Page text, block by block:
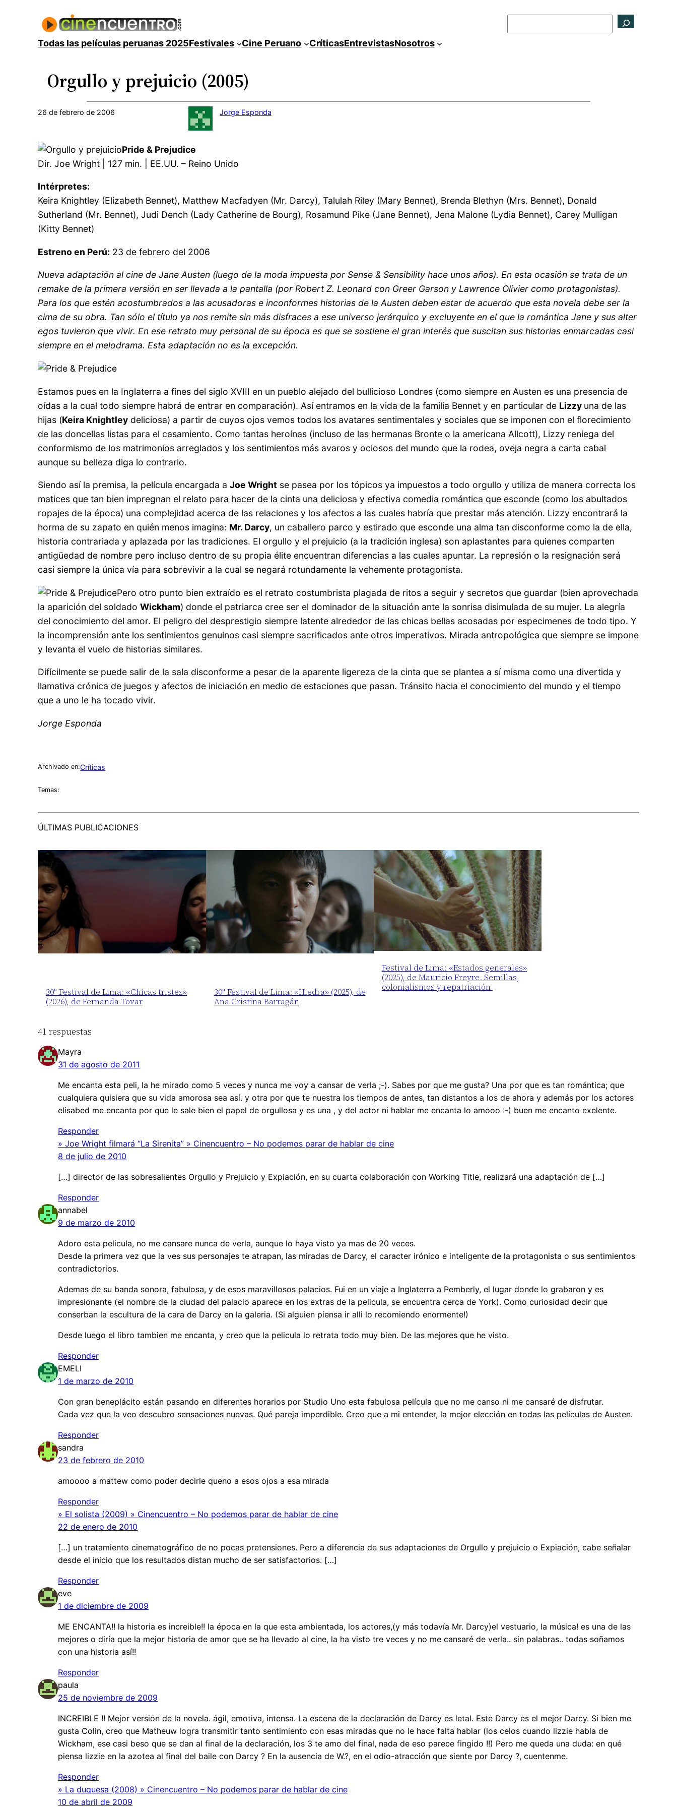
contenidoTodas las películas peruanas 2025Festivales Cine Peruano CríticasEntrevistasNosotros
Orgullo y prejuicio (2005)
26 de febrero de 2006 Jorge Esponda
Pride & Prejudice
Dir. Joe Wright | 127 min. | EE.UU. – Reino Unido
Intérpretes:
Keira Knightley (Elizabeth Bennet), Matthew Macfadyen (Mr. Darcy), Talulah Riley (Mary Bennet), Brenda Blethyn (Mrs. Bennet), Donald
Sutherland (Mr. Bennet), Judi Dench (Lady Catherine de Bourg), Rosamund Pike (Jane Bennet), Jena Malone (Lydia Bennet), Carey Mulligan
(Kitty Bennet)
Estreno en Perú: 23 de febrero del 2006
Nueva adaptación al cine de Jane Austen (luego de la moda impuesta por Sense & Sensibility hace unos años). En esta ocasión se trata de un
remake de la primera versión en ser llevada a la pantalla (por Robert Z. Leonard con Greer Garson y Lawrence Olivier como protagonistas).
Para los que estén acostumbrados a las acusadoras e inconformes historias de la Austen deben estar de acuerdo que esta novela debe ser la
cima de su obra. Tan sólo el título ya nos remite sin más disfraces a ese universo jerárquico y excluyente en el que la romántica Jane y sus alter
egos tuvieron que vivir. En ese retrato muy personal de su época es que se sostiene el gran interés que suscitan sus historias enmarcadas casi
siempre en el melodrama. Esta adaptación no es la excepción.
Estamos pues en la Inglaterra a fines del siglo XVIII en un pueblo alejado del bullicioso Londres (como siempre en Austen es una presencia de
oídas a la cual todo siempre habrá de entrar en comparación). Así entramos en la vida de la familia Bennet y en particular de Lizzy una de las
hijas (Keira Knightley deliciosa) a partir de cuyos ojos vemos todos los avatares sentimentales y sociales que se imponen con el florecimiento
de las doncellas listas para el casamiento. Como tantas heroínas (incluso de las hermanas Bronte o la americana Allcott), Lizzy reniega del
conformismo de los matrimonios arreglados y los sentimientos más avaros y ociosos del mundo que la rodea, oveja negra a carta cabal
aunque su belleza diga lo contrario.
Siendo así la premisa, la película encargada aJoe Wright se pasea por los tópicos ya impuestos a todo orgullo y utiliza de manera correcta los
matices que tan bien impregnan el relato para hacer de la cinta una deliciosa y efectiva comedia romántica que esconde (como los abultados
ropajes de la época) una complejidad acerca de las relaciones y los afectos a las cuales habría que prestar más atención. Lizzy encontrará la
horma de su zapato en quién menos imagina: Mr. Darcy, un caballero parco y estirado que esconde una alma tan disconforme como la de ella,
historia contrariada y aplazada por las tradiciones. El orgullo y el prejuicio (a la tradición inglesa) son aplastantes para quienes comparten
antigüedad de nombre pero incluso dentro de su propia élite encuentran diferencias a las cuales apuntar. La represión o la resignación será
casi siempre la única vía para sobrevivir a la cual se negará rotundamente la vehemente protagonista.
Pero otro punto bien extraído es el retrato costumbrista plagada de ritos a seguir y secretos que guardar (bien aprovechada
la aparición del soldadoWickham) donde el patriarca cree ser el dominador de la situación ante la sonrisa disimulada de su mujer. La alegría
del conocimiento del amor. El peligro del desprestigio siempre latente alrededor de las chicas bellas acosadas por especimenes de todo tipo. Y
la incomprensión ante los sentimientos genuinos casi siempre sacrificados ante otros imperativos. Mirada antropológica que siempre se impone
y levanta el vuelo de historias similares.
Difícilmente se puede salir de la sala disconforme a pesar de la aparente ligereza de la cinta que se plantea a sí misma como una divertida y
llamativa crónica de juegos y afectos de iniciación en medio de estaciones que pasan. Tránsito hacia el conocimiento del mundo y el tiempo
que a uno le ha tocado vivir.
Jorge Esponda
Archivado en:Críticas
Temas:
ÚLTIMAS PUBLICACIONES
30° Festival de Lima: «Chicas tristes»
(2026), de Fernanda Tovar
30° Festival de Lima: «Hiedra» (2025), de
Ana Cristina Barragán
Festival de Lima: «Estados generales»
(2025), de Mauricio Freyre. Semillas,
colonialismos y repatriación
41 respuestas
Mayra
31 de agosto de 2011
Me encanta esta peli, la he mirado como 5 veces y nunca me voy a cansar de verla ;-). Sabes por que me gusta? Una por que es tan romántica; que
cualquiera quisiera que su vida amorosa sea así. y otra por que te nuestra los tiempos de antes, tan distantos a los de ahora y además por los actores
elisabed me encanta por que le sale bien el papel de orgullosa y es una , y del actor ni hablar me encanta lo amooo :-) buen me encanto exelente.
Responder
» Joe Wright filmará “La Sirenita” » Cinencuentro – No podemos parar de hablar de cine
8 de julio de 2010
[…] director de las sobresalientes Orgullo y Prejuicio y Expiación, en su cuarta colaboración con Working Title, realizará una adaptación de […]
Responder
annabel
9 de marzo de 2010
Adoro esta pelicula, no me cansare nunca de verla, aunque lo haya visto ya mas de 20 veces.
Desde la primera vez que la ves sus personajes te atrapan, las miradas de Darcy, el caracter irónico e inteligente de la protagonista o sus sentimientos
contradictorios.
Ademas de su banda sonora, fabulosa, y de esos maravillosos palacios. Fui en un viaje a Inglaterra a Pemberly, el lugar donde lo grabaron y es
impresionante (el nombre de la ciudad del palacio aparece en los extras de la pelicula, se encuentra cerca de York). Como curiosidad decir que
conserban la escultura de la cara de Darcy en la galeria. (Si alguien piensa ir alli lo recomiendo enormente!)
Desde luego el libro tambien me encanta, y creo que la pelicula lo retrata todo muy bien. De las mejores que he visto.
Responder
EMELI
1 de marzo de 2010
Con gran beneplácito están pasando en diferentes horarios por Studio Uno esta fabulosa película que no me canso ni me cansaré de disfrutar.
Cada vez que la veo descubro sensaciones nuevas. Qué pareja imperdible. Creo que a mi entender, la mejor elección en todas las películas de Austen.
Responder
sandra
23 de febrero de 2010
amoooo a mattew como poder decirle queno a esos ojos a esa mirada
Responder
» El solista (2009) » Cinencuentro – No podemos parar de hablar de cine
22 de enero de 2010
[…] un tratamiento cinematográfico de no pocas pretensiones. Pero a diferencia de sus adaptaciones de Orgullo y prejuicio o Expiación, cabe señalar
desde el inicio que los resultados distan mucho de ser satisfactorios. […]
Responder
eve
1 de diciembre de 2009
ME ENCANTA!! la historia es increible!! la época en la que esta ambientada, los actores,(y más todavía Mr. Darcy)el vestuario, la música! es una de las
mejores o diría que la mejor historia de amor que se ha llevado al cine, la ha visto tre veces y no me cansaré de verla.. sin palabras.. todas soñamos
con una historia así!!
Responder
paula
25 de noviembre de 2009
INCREIBLE !! Mejor versión de la novela. ágil, emotiva, intensa. La escena de la declaración de Darcy es letal. Este Darcy es el mejor Darcy. Si bien me
gusta Colin, creo que Matheuw logra transmitir tanto sentimiento con esas miradas que no le hace falta hablar (los celos cuando lizzie habla de
Wickham, ese casi beso que se dan al final de la declaración, los 3 te amo del final, nada de eso parece fingido !!) Pero me queda una duda: en qué
piensa lizzie en la azotea al final del baile con Darcy ? En la ausencia de W.?, en el odio-atracción que siente por Darcy ?, cuentenme.
Responder
» La duquesa (2008) » Cinencuentro – No podemos parar de hablar de cine
10 de abril de 2009